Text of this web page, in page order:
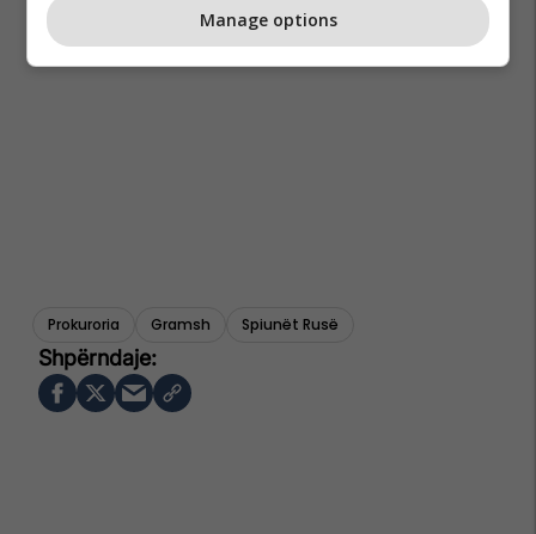
Prokuroria Gramsh Spiunët Rusë
Manage options